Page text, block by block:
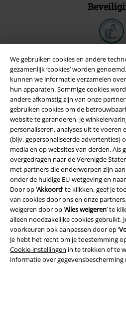
We gebruiken cookies en andere
gezamenlijk ‘cookies’ worden
kunnen we informatie verzamelen
hun apparaten. Sommige cookies
andere afkomstig zijn van onze
gebruiken cookies om de
website te garanderen, je
personaliseren, analyses uit te
(bijv. gepersonaliseerde advertenties)
media en op websites van derden. Als
overgedragen naar de Verenigde
met partners die onderworpen zijn
onder de huidige EU-wetgeving en
Door op ‘Akkoord’ te klikken, geef je
van cookies door ons en onze
weigeren door op ‘Alles weigeren’ te
alleen noodzakelijke cookies gebruikt.
voorkeuren ook aanpassen door op ‘
Je hebt het recht om je toestemming
Cookie-instellingen in te trekken of te
informatie over gegevensbescherming
Legal
Algemene Voorwaarden
Bedrijfsgegevens
Privacyverklaring
Verklaring van conformiteit
Informatie over toegankelijkheid